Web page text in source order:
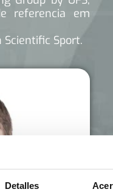
Detalles
referencia em
Scientific Sport.